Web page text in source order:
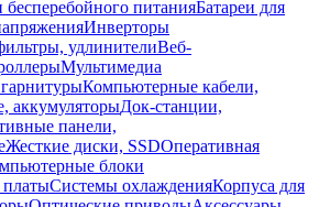
питанияБатареи для
Инверторы
удлинителиВеб-
Мультимедиа
Компьютерные кабели,
аккумуляторыДок-станции,
панели,
Жесткие диски, SSDОперативная
блоки
Системы охлажденияКорпуса для